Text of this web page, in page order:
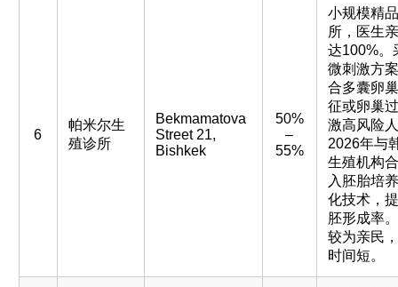
6
帕米尔生
殖诊所
Bekmamatova
Street 21,
Bishkek
50%
–
55%
小规模精
所，医生
达100%。
微刺激方
合多囊卵
征或卵巢
激高风险
2026年与
生殖机构
入胚胎培
化技术，
胚形成率
较为亲民
时间短。